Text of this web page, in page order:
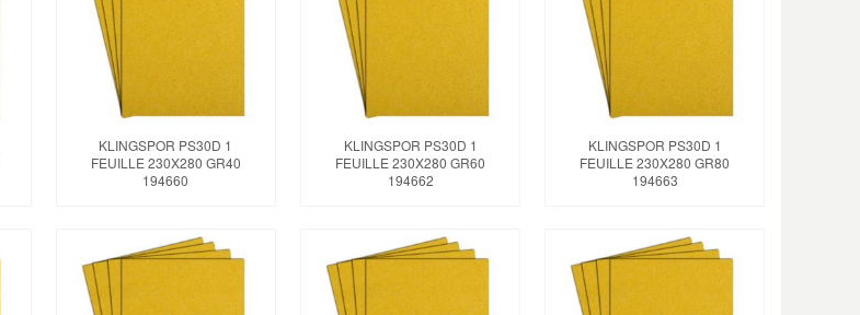
KLINGSPOR PS30D 1
FEUILLE 230X280 GR40
194660
KLINGSPOR PS30D 1
FEUILLE 230X280 GR60
194662
KLINGSPOR PS30D 1
FEUILLE 230X280 GR80
194663